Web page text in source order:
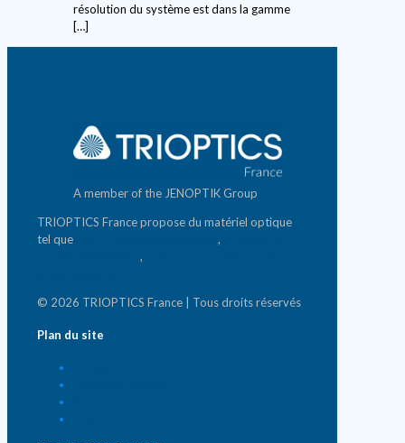
résolution du système est dans la gamme
[…]
A member of the JENOPTIK Group
TRIOPTICS France propose du matériel optique
tel que
,
,
© 2026 TRIOPTICS France | Tous droits réservés
Plan du site